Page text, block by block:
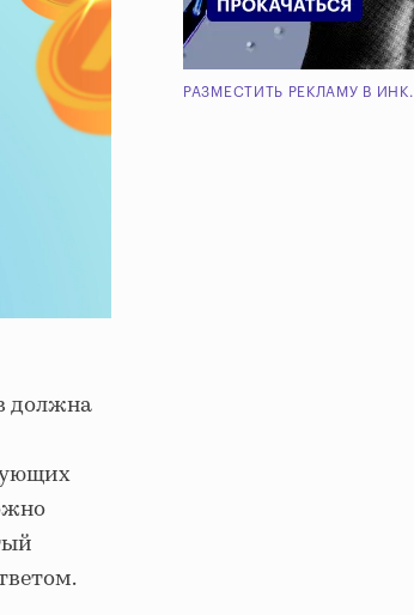
должна
РАЗМЕСТИТЬ РЕКЛАМУ В ИНК.